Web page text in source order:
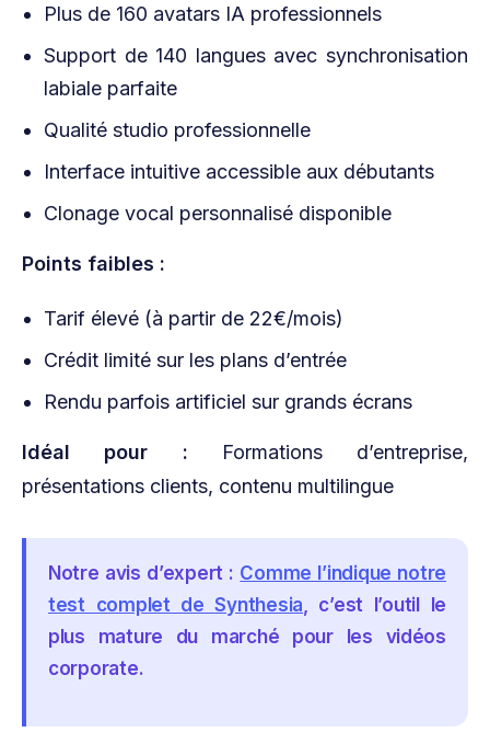
Plus de 160 avatars IA professionnels
Support de 140 langues avec synchronisation
labiale parfaite
Qualité studio professionnelle
Interface intuitive accessible aux débutants
Clonage vocal personnalisé disponible
Points faibles :
Tarif élevé (à partir de 22€/mois)
Crédit limité sur les plans d’entrée
Rendu parfois artificiel sur grands écrans
Idéal pour : Formations d’entreprise,
présentations clients, contenu multilingue
Notre avis d’expert : Comme l’indique notre
test complet de Synthesia , c’est l’outil le
plus mature du marché pour les vidéos
corporate.